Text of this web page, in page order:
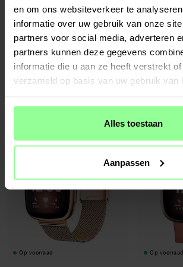
en om ons websiteverkeer te
informatie over uw gebruik van onze
partners voor social media, adverteren
partners kunnen deze gegevens
informatie die u aan ze heeft verstrekt
verzameld op basis van uw gebruik van
Alles toestaan
Aanpassen
Op voorraad
Rosé goud
Op
Rosé goud
Op voorraad Op voorraad